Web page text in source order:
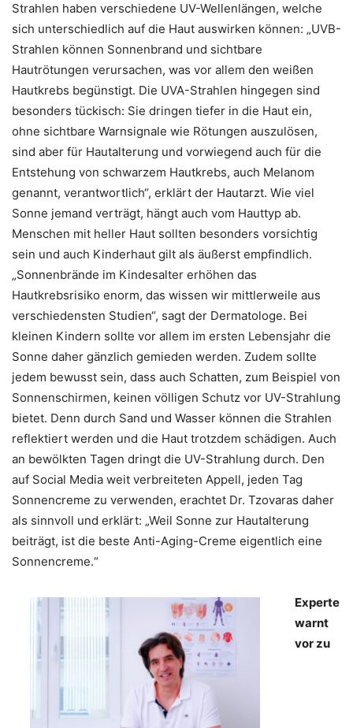
Strahlen haben verschiedene UV-Wellenlängen, welche
sich unterschiedlich auf die Haut auswirken können: „UVB-
Strahlen können Sonnenbrand und sichtbare
Hautrötungen verursachen, was vor allem den weißen
Hautkrebs begünstigt. Die UVA-Strahlen hingegen sind
besonders tückisch: Sie dringen tiefer in die Haut ein,
ohne sichtbare Warnsignale wie Rötungen auszulösen,
sind aber für Hautalterung und vorwiegend auch für die
Entstehung von schwarzem Hautkrebs, auch Melanom
genannt, verantwortlich“, erklärt der Hautarzt. Wie viel
Sonne jemand verträgt, hängt auch vom Hauttyp ab.
Menschen mit heller Haut sollten besonders vorsichtig
sein und auch Kinderhaut gilt als äußerst empfindlich.
„Sonnenbrände im Kindesalter erhöhen das
Hautkrebsrisiko enorm, das wissen wir mittlerweile aus
verschiedensten Studien“, sagt der Dermatologe. Bei
kleinen Kindern sollte vor allem im ersten Lebensjahr die
Sonne daher gänzlich gemieden werden. Zudem sollte
jedem bewusst sein, dass auch Schatten, zum Beispiel von
Sonnenschirmen, keinen völligen Schutz vor UV-Strahlung
bietet. Denn durch Sand und Wasser können die Strahlen
reflektiert werden und die Haut trotzdem schädigen. Auch
an bewölkten Tagen dringt die UV-Strahlung durch. Den
auf Social Media weit verbreiteten Appell, jeden Tag
Sonnencreme zu verwenden, erachtet Dr. Tzovaras daher
als sinnvoll und erklärt: „Weil Sonne zur Hautalterung
beiträgt, ist die beste Anti-Aging-Creme eigentlich eine
Sonnencreme.“
Experte
warnt
vor zu